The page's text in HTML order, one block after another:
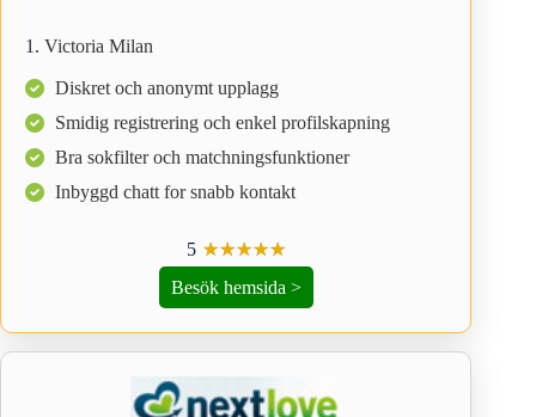
1. Victoria Milan
Diskret och anonymt upplagg
Smidig registrering och enkel profilskapning
Bra sokfilter och matchningsfunktioner
Inbyggd chatt for snabb kontakt
5 ☆☆☆☆☆
★★★★★
Besök hemsida >